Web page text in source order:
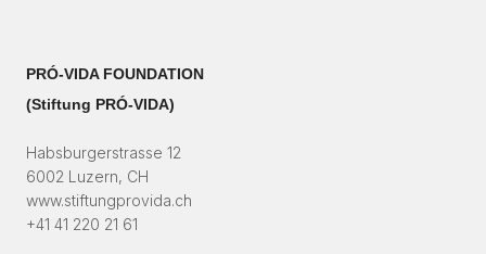
PRÓ-VIDA FOUNDATION
(Stiftung PRÓ-VIDA)​
Habsburgerstrasse 12
6002 Luzern, CH
www.stiftungprovida.ch
+41 41 220 21 61